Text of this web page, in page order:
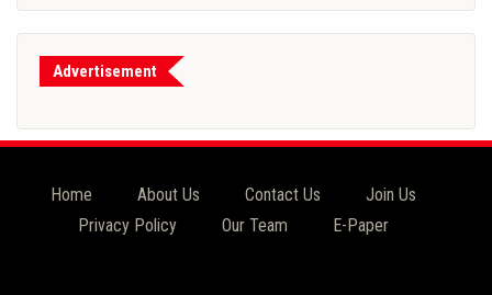
Advertisement
Home About Us Contact Us
Join Us
Privacy Policy
Our Team E-Paper